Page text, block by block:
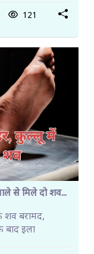
121
से मिले दो शव...
शव बरामद,
बाद इला